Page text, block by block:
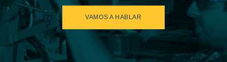
VAMOS A HABLAR